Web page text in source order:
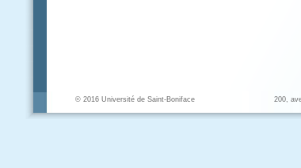
© 2016 Université de Saint-Boniface 200,